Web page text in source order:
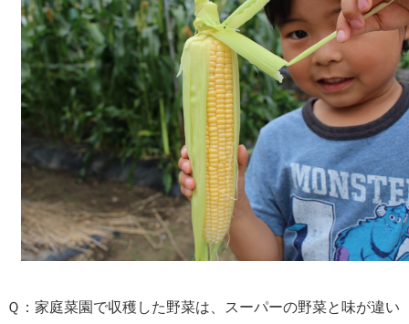
Ｑ：家庭菜園で収穫した野菜は、スーパーの野菜と味が違い